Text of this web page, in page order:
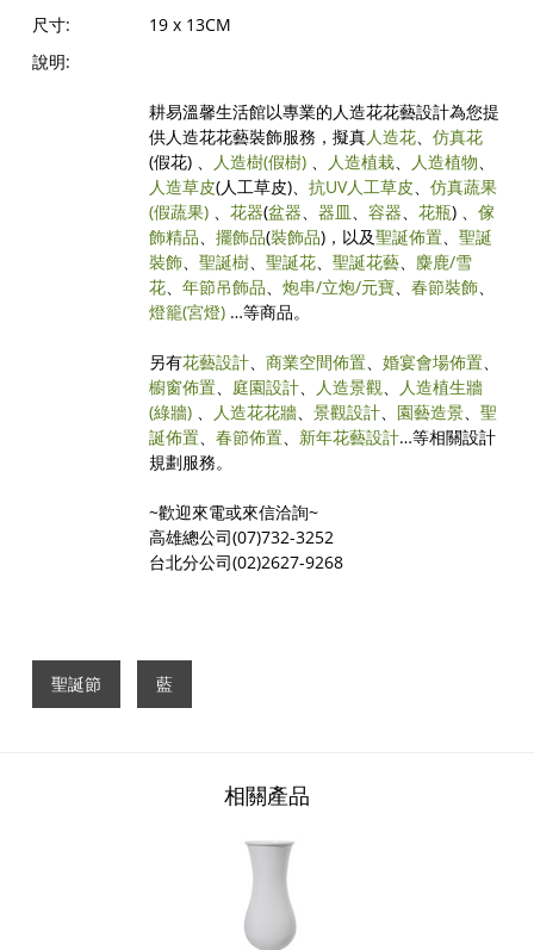
尺寸:
19 x 13CM
說明:
耕易溫馨生活館以專業的人造花花藝設計為您提
供人造花花藝裝飾服務，擬真人造花、仿真花
(假花) 、 人造樹(假樹) 、 人造植栽、 人造植物、
人造草皮(人工草皮)、抗UV人工草皮、仿真蔬果
(假蔬果) 、花器(盆器、器皿、容器、花瓶) 、傢
飾精品、擺飾品(裝飾品)，以及聖誕佈置、聖誕
裝飾、聖誕樹、聖誕花、聖誕花藝、 麋鹿/雪
花、年節吊飾品、炮串/立炮/元寶、春節裝飾、
燈籠(宮燈) …等商品。
另有花藝設計、商業空間佈置、婚宴會場佈置、
櫥窗佈置、 庭園設計、 人造景觀、 人造植生牆
(綠牆) 、 人造花花牆、景觀設計、 園藝造景、聖
誕佈置、春節佈置、 新年花藝設計…等相關設計
規劃服務。
~歡迎來電或來信洽詢~
高雄總公司(07)732-3252
台北分公司(02)2627-9268
聖誕節 藍
相關產品